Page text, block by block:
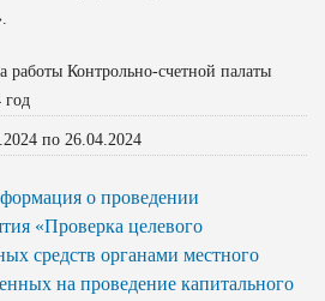
Контрольно-счетной палаты
год
по 26.04.2024
о проведении
«Проверка целевого
средств органами местного
на проведение капитального